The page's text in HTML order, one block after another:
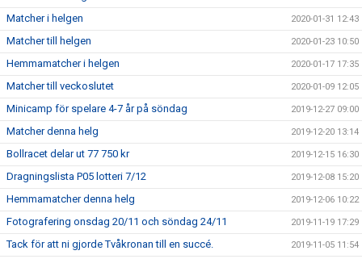
Matcher i helgen 2020-01-31 12:43
Matcher till helgen 2020-01-23 10:50
Hemmamatcher i helgen 2020-01-17 17:35
Matcher till veckoslutet 2020-01-09 12:05
Minicamp för spelare 4-7 år på söndag 2019-12-27 09:00
Matcher denna helg 2019-12-20 13:14
Bollracet delar ut 77 750 kr 2019-12-15 16:30
Dragningslista P05 lotteri 7/12 2019-12-08 15:20
Hemmamatcher denna helg 2019-12-06 10:22
Fotografering onsdag 20/11 och söndag 24/11 2019-11-19 17:29
Tack för att ni gjorde Tvåkronan till en succé. 2019-11-05 11:54